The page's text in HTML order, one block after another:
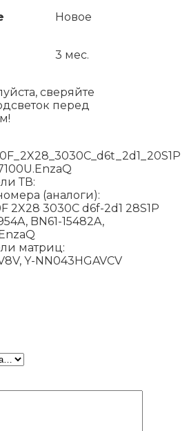
Новое
3 мес.
сверяйте
перед
ТВ:
(аналоги):
2X28 3030C d6f-2d1 28S1P
BN61-15482A,
матриц:
Y-NN043HGAVCV